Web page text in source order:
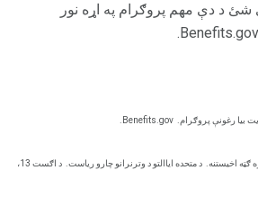
شئ د دې مهم پروګرام په اړه نور
بیا رغونې پروګرام. Benefits.gov.
د متحده ایاالتو د وترنرانو چارو ریاست. د اګست 13،